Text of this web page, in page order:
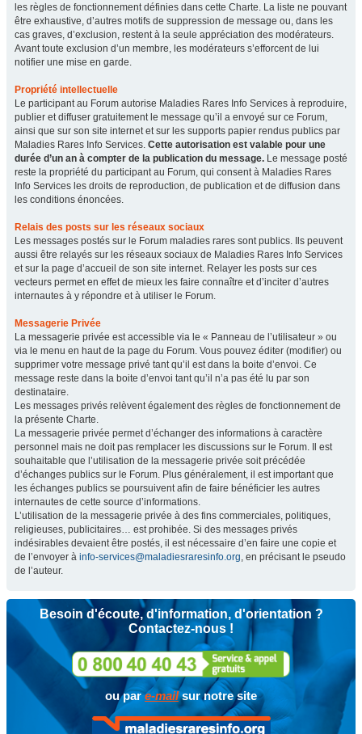
les règles de fonctionnement définies dans cette Charte. La liste ne pouvant
être exhaustive, d’autres motifs de suppression de message ou, dans les
cas graves, d’exclusion, restent à la seule appréciation des modérateurs.
Avant toute exclusion d’un membre, les modérateurs s’efforcent de lui
notifier une mise en garde.
Propriété intellectuelle
Le participant au Forum autorise Maladies Rares Info Services à reproduire,
publier et diffuser gratuitement le message qu’il a envoyé sur ce Forum,
ainsi que sur son site internet et sur les supports papier rendus publics par
Maladies Rares Info Services. Cette autorisation est valable pour une
durée d’un an à compter de la publication du message. Le message posté
reste la propriété du participant au Forum, qui consent à Maladies Rares
Info Services les droits de reproduction, de publication et de diffusion dans
les conditions énoncées.
Relais des posts sur les réseaux sociaux
Les messages postés sur le Forum maladies rares sont publics. Ils peuvent
aussi être relayés sur les réseaux sociaux de Maladies Rares Info Services
et sur la page d’accueil de son site internet. Relayer les posts sur ces
vecteurs permet en effet de mieux les faire connaître et d’inciter d’autres
internautes à y répondre et à utiliser le Forum.
Messagerie Privée
La messagerie privée est accessible via le « Panneau de l’utilisateur » ou
via le menu en haut de la page du Forum. Vous pouvez éditer (modifier) ou
supprimer votre message privé tant qu’il est dans la boite d’envoi. Ce
message reste dans la boite d’envoi tant qu’il n’a pas été lu par son
destinataire.
Les messages privés relèvent également des règles de fonctionnement de
la présente Charte.
La messagerie privée permet d’échanger des informations à caractère
personnel mais ne doit pas remplacer les discussions sur le Forum. Il est
souhaitable que l’utilisation de la messagerie privée soit précédée
d’échanges publics sur le Forum. Plus généralement, il est important que
les échanges publics se poursuivent afin de faire bénéficier les autres
internautes de cette source d’informations.
L’utilisation de la messagerie privée à des fins commerciales, politiques,
religieuses, publicitaires… est prohibée. Si des messages privés
indésirables devaient être postés, il est nécessaire d’en faire une copie et
de l’envoyer à info-services@maladiesraresinfo.org, en précisant le pseudo
de l’auteur.
Besoin d'écoute, d'information, d'orientation ?
Contactez-nous !
ou pare-mailsur notre site